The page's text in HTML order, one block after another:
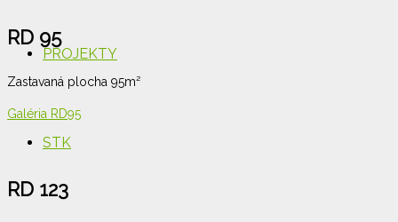
PROJEKTY
STK
RD 95
Zastavaná plocha 95m²
Galéria RD95
RD 123